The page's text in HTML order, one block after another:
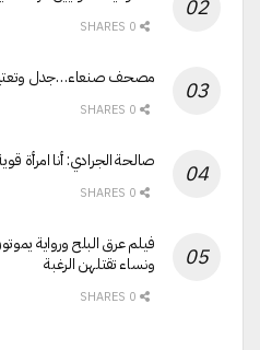
مصحف صنعاء…جدل
صالحة الجرادي: أنا امرأة
فيلم عرق البلح ورواية
ونساء تقتلهن الرغبة